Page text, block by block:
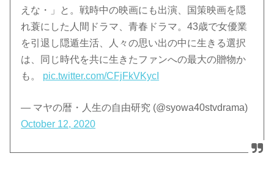
えな・」と。戦時中の映画にも出演、国策映画を隠
れ蓑にした人間ドラマ、青春ドラマ。43歳で女優業
を引退し隠遁生活、人々の思い出の中に生きる選択
は、同じ時代を共に生きたファンへの最大の贈物か
も。 pic.twitter.com/CFjFkVKycI
— マヤの暦・人生の自由研究 (@syowa40stvdrama)
October 12, 2020